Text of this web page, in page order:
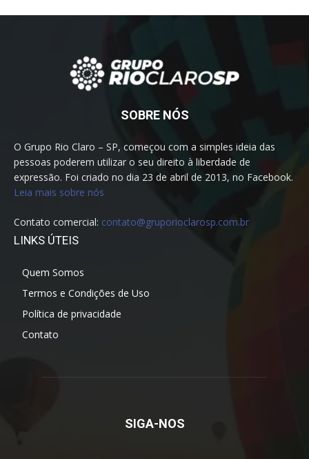
SOBRE NÓS
O Grupo Rio Claro – SP, começou com a simples ideia das
pessoas poderem utilizar o seu direito à liberdade de
expressão. Foi criado no dia 23 de abril de 2013, no Facebook.
Leia mais sobre nós
Contato comercial: contato@gruporioclarosp.com.br
LINKS ÚTEIS
Quem Somos
Termos e Condições de Uso
Política de privacidade
Contato
SIGA-NOS